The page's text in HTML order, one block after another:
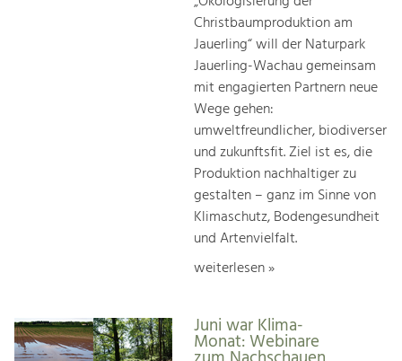
Klimawandel, öffentlicher Verkehr und
Steigerung regionaler Wertschöpfung
Christbaumproduktion am
Jauerling“ will der Naturpark
Jauerling-Wachau gemeinsam
mit engagierten Partnern neue
Wege gehen:
umweltfreundlicher, biodiverser
und zukunftsfit. Ziel ist es, die
Produktion nachhaltiger zu
gestalten – ganz im Sinne von
Klimaschutz, Bodengesundheit
und Artenvielfalt.
weiterlesen »
Juni war Klima-
Monat: Webinare